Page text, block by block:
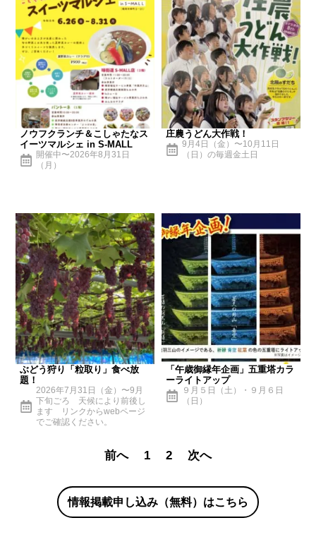
ノウフクランチ＆こしゃたなス
イーツマルシェ in S-MALL
開催中〜2026年8月31日
（月）
庄農うどん大作戦！
9月4日（金）〜10月11日
（日）の毎週金土日
ぶどう狩り「粒取り」食べ放
題！
2026年7月31日（金）〜9月
下旬ごろ 天候により前後し
ます リンクからwebページ
でご確認ください。
「午歳御縁年企画」五重塔カラ
ーライトアップ
９月５日（土）・９月６日
（日）
前へ 1 2 次へ
情報掲載申し込み（無料）はこちら